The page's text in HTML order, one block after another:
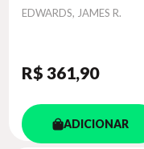
Autor
EDWARDS, JAMES R.
R$ 361,90
ADICIONAR